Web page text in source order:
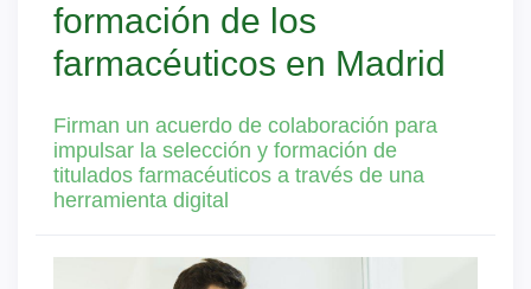
formación de los
farmacéuticos en Madrid
Firman un acuerdo de colaboración para
impulsar la selección y formación de
titulados farmacéuticos a través de una
herramienta digital